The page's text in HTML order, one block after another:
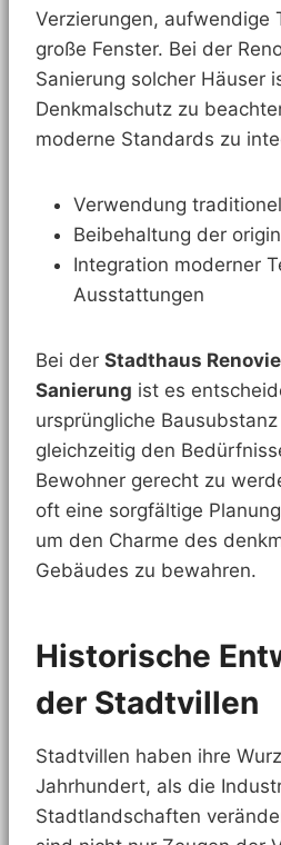
Verzierungen, aufwendige
große Fenster. Bei der
Sanierung solcher Häuser
Denkmalschutz zu
moderne Standards zu
Verwendung
Beibehaltung der
Integration moderner
Ausstattungen
Bei der Stadthaus
Sanierung ist es
ursprüngliche
gleichzeitig den
Bewohner gerecht zu
oft eine sorgfältige
um den Charme des
Gebäudes zu bewahren.
Historische
der Stadtvillen
Stadtvillen haben ihre
Jahrhundert, als die
Stadtlandschaften